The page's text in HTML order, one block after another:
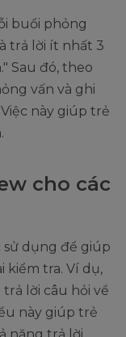
buổi phỏng
trả lời ít nhất 3
Sau đó, theo
vấn và ghi
này giúp trẻ
cho các
sử dụng để giúp
kiểm tra. Ví dụ,
lời câu hỏi về
này giúp trẻ